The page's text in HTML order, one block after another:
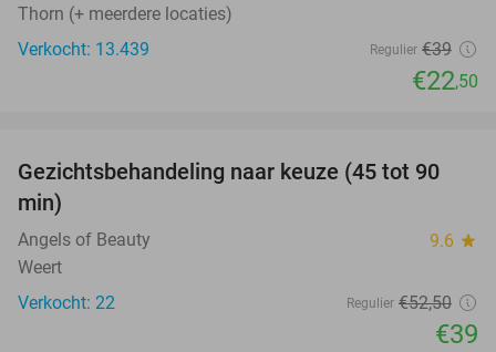
Thorn (+ meerdere locaties)
Verkocht: 13.439
Regulier €39
€22,50
26%
Gezichtsbehandeling naar keuze (45 tot 90
min)
Angels of Beauty 9.6 star
Weert
Verkocht: 22
Regulier €52,50
€39